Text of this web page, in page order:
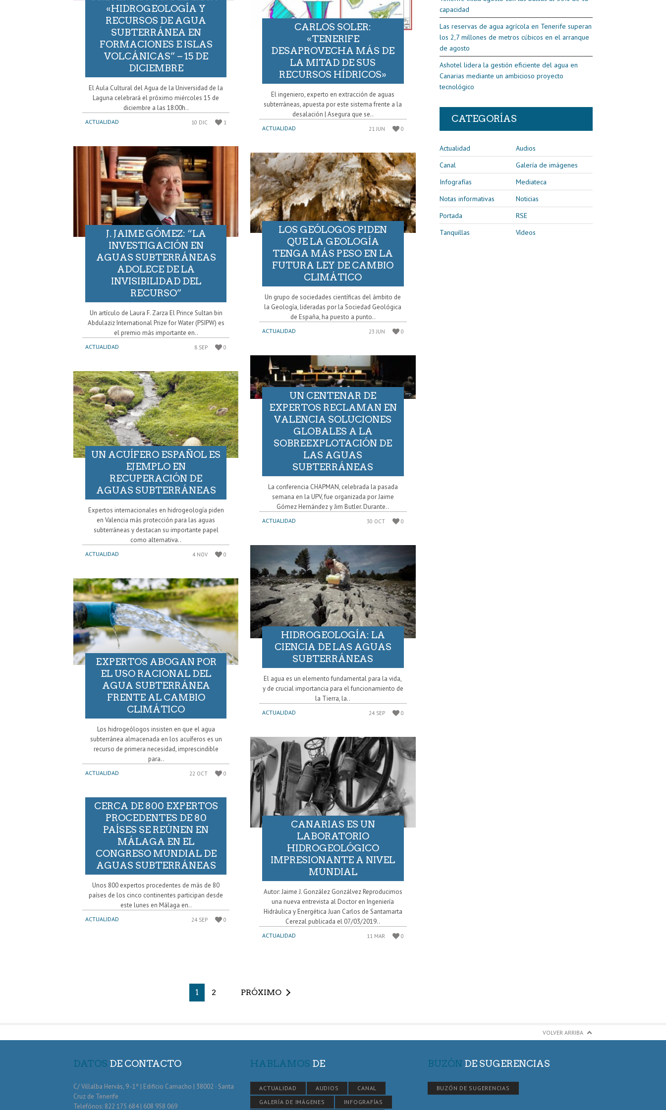
«HIDROGEOLOGÍA Y
RECURSOS DE AGUA
SUBTERRÁNEA EN
FORMACIONES E ISLAS
VOLCÁNICAS” – 15 DE
DICIEMBRE
El Aula Cultural del Agua de la Universidad de la
Laguna celebrará el próximo miércoles 15 de
diciembre a las 18:00h..
ACTUALIDAD 10 DIC 1
J. JAIME GÓMEZ: “LA
INVESTIGACIÓN EN
AGUAS SUBTERRÁNEAS
ADOLECE DE LA
INVISIBILIDAD DEL
RECURSO”
Un artículo de Laura F. Zarza El Prince Sultan bin
Abdulaziz International Prize for Water (PSIPW) es
el premio más importante en..
ACTUALIDAD 8 SEP 0
UN ACUÍFERO ESPAÑOL ES
EJEMPLO EN
RECUPERACIÓN DE
AGUAS SUBTERRÁNEAS
Expertos internacionales en hidrogeología piden
en Valencia más protección para las aguas
subterráneas y destacan su importante papel
como alternativa..
ACTUALIDAD 4 NOV 0
EXPERTOS ABOGAN POR
EL USO RACIONAL DEL
AGUA SUBTERRÁNEA
FRENTE AL CAMBIO
CLIMÁTICO
Los hidrogeólogos insisten en que el agua
subterránea almacenada en los acuíferos es un
recurso de primera necesidad, imprescindible
para..
ACTUALIDAD 22 OCT 0
CERCA DE 800 EXPERTOS
PROCEDENTES DE 80
PAÍSES SE REÚNEN EN
MÁLAGA EN EL
CONGRESO MUNDIAL DE
AGUAS SUBTERRÁNEAS
Unos 800 expertos procedentes de más de 80
países de los cinco continentes participan desde
este lunes en Málaga en..
ACTUALIDAD 24 SEP 0
CARLOS SOLER:
«TENERIFE
DESAPROVECHA MÁS DE
LA MITAD DE SUS
RECURSOS HÍDRICOS»
El ingeniero, experto en extracción de aguas
subterráneas, apuesta por este sistema frente a la
desalación | Asegura que se..
ACTUALIDAD 21 JUN 0
LOS GEÓLOGOS PIDEN
QUE LA GEOLOGÍA
TENGA MÁS PESO EN LA
FUTURA LEY DE CAMBIO
CLIMÁTICO
Un grupo de sociedades científicas del ámbito de
la Geología, lideradas por la Sociedad Geológica
de España, ha puesto a punto..
ACTUALIDAD 23 JUN 0
UN CENTENAR DE
EXPERTOS RECLAMAN EN
VALENCIA SOLUCIONES
GLOBALES A LA
SOBREEXPLOTACIÓN DE
LAS AGUAS
SUBTERRÁNEAS
La conferencia CHAPMAN, celebrada la pasada
semana en la UPV, fue organizada por Jaime
Gómez Hernández y Jim Butler. Durante..
ACTUALIDAD 30 OCT 0
HIDROGEOLOGÍA: LA
CIENCIA DE LAS AGUAS
SUBTERRÁNEAS
El agua es un elemento fundamental para la vida,
y de crucial importancia para el funcionamiento de
la Tierra, la..
ACTUALIDAD 24 SEP 0
CANARIAS ES UN
LABORATORIO
HIDROGEOLÓGICO
IMPRESIONANTE A NIVEL
MUNDIAL
Autor: Jaime J. González Gonzálvez Reproducimos
una nueva entrevista al Doctor en Ingeniería
Hidráulica y Energética Juan Carlos de Santamarta
Cerezal publicada el 07/03/2019..
ACTUALIDAD 11 MAR 0
1 2 PRÓXIMO
capacidad
Las reservas de agua agrícola en Tenerife superan
los 2,7 millones de metros cúbicos en el arranque
de agosto
Ashotel lidera la gestión eficiente del agua en
Canarias mediante un ambicioso proyecto
tecnológico
CATEGORÍAS
Actualidad
Audios
Canal
Galería de imágenes
Infografías
Mediateca
Notas informativas
Noticias
Portada
RSE
Tanquillas
Vídeos
VOLVER ARRIBA
DATOS DE CONTACTO
C/ Villalba Hervás, 9 -1º | Edificio Camacho | 38002 · Santa
Cruz de Tenerife
Telefónos: 822 175 684 | 608 958 069
HABLAMOS DE
ACTUALIDAD AUDIOS
CANAL
GALERÍA DE IMÁGENES
INFOGRAFÍAS
BUZÓN DE SUGERENCIAS
BUZÓN DE SUGERENCIAS